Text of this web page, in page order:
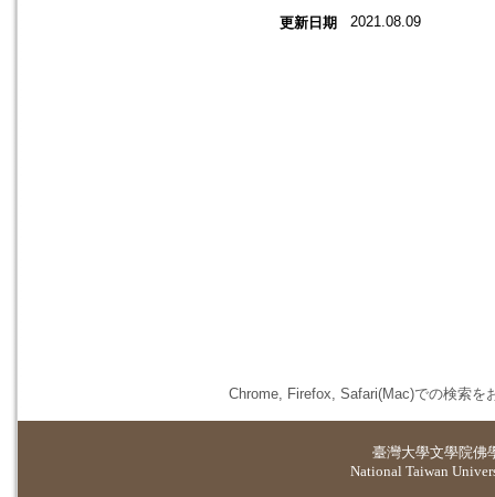
更新日期 2021.08.09
Chrome, Firefox, Safari(Mac)での検索を
臺灣大學文學院佛
National Taiwan